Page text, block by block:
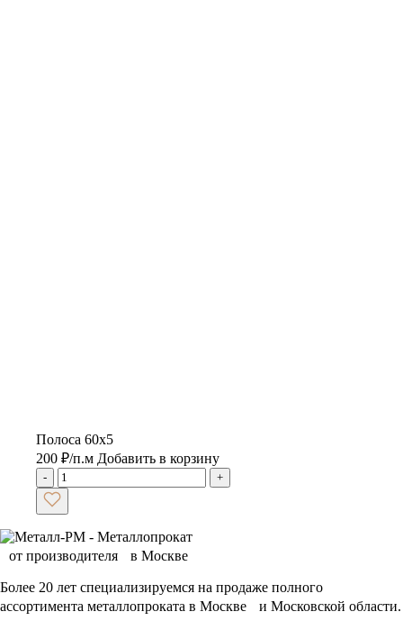
Полоса 60х5
200 ₽/п.м Добавить в корзину
- +
Более 20 лет специализируемся на продаже полного
ассортимента металлопроката в Москве и Московской области.